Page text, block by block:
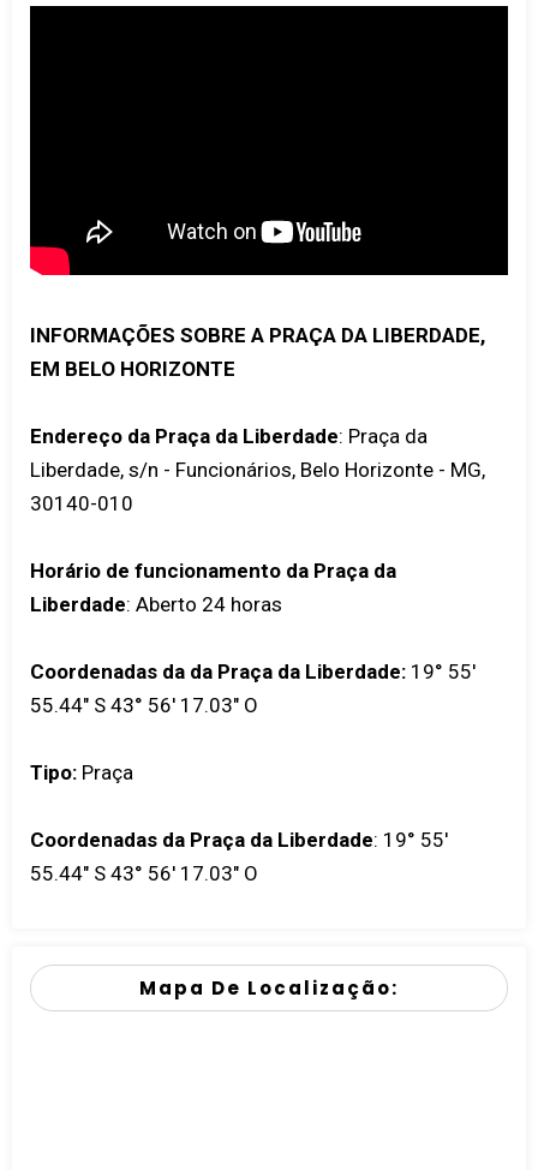
INFORMAÇÕES SOBRE A PRAÇA DA LIBERDADE,
EM BELO HORIZONTE
Endereço da Praça da Liberdade: Praça da
Liberdade, s/n - Funcionários, Belo Horizonte - MG,
30140-010
Horário de funcionamento da Praça da
Liberdade: Aberto 24 horas
Coordenadas da da Praça da Liberdade: 19° 55'
55.44" S 43° 56' 17.03" O
Tipo: Praça
Coordenadas da Praça da Liberdade: 19° 55'
55.44" S 43° 56' 17.03" O
Mapa De Localização: